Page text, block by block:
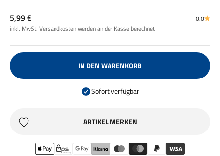
Angebot
5,99 €
inkl. MwSt. Versandkostenwerden an der Kasse berechnet
0.0
IN DEN WARENKORB
Sofort verfügbar
ARTIKEL MERKEN